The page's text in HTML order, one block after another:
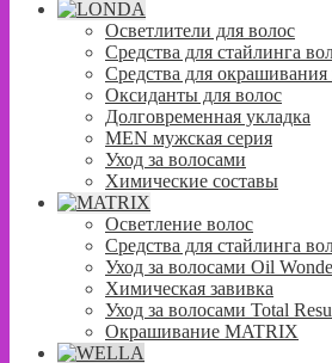
Осветлители для волос
Средства для стайлинга
Средства для окрашивания
Оксиданты для волос
Долговременная укладка
MEN мужская серия
Уход за волосами
Химические составы
Осветление волос
Средства для стайлинга
Уход за волосами Oil
Химическая завивка
Уход за волосами Total
Окрашивание MATRIX